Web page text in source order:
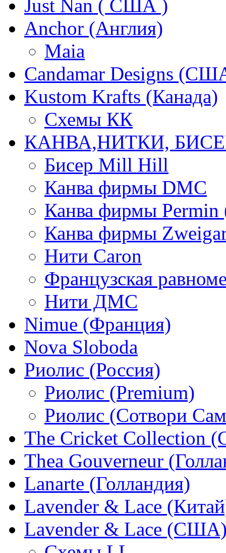
Just Nan ( США )
Anchor (Англия)
Maia
Candamar Designs
Kustom Krafts (Канада)
Схемы КК
КАНВА,НИТКИ,
Бисер Mill Hill
Канва фирмы DMC
Канва фирмы Permin
Канва фирмы
Нити Caron
Французская
Нити ДМС
Nimue (Франция)
Nova Sloboda
Риолис (Россия)
Риолис (Premium)
Риолис (Сотвори
The Cricket Collection
Thea Gouverneur
Lanarte (Голландия)
Lavender & Lace
Lavender & Lace